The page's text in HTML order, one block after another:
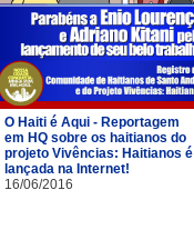
O Haiti é Aqui - Reportagem
em HQ sobre os haitianos do
projeto Vivências: Haitianos é
lançada na Internet!
16/06/2016